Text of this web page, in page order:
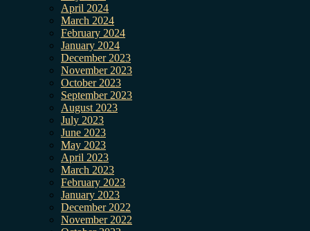
April 2024
March 2024
February 2024
January 2024
December 2023
November 2023
October 2023
September 2023
August 2023
July 2023
June 2023
May 2023
April 2023
March 2023
February 2023
January 2023
December 2022
November 2022